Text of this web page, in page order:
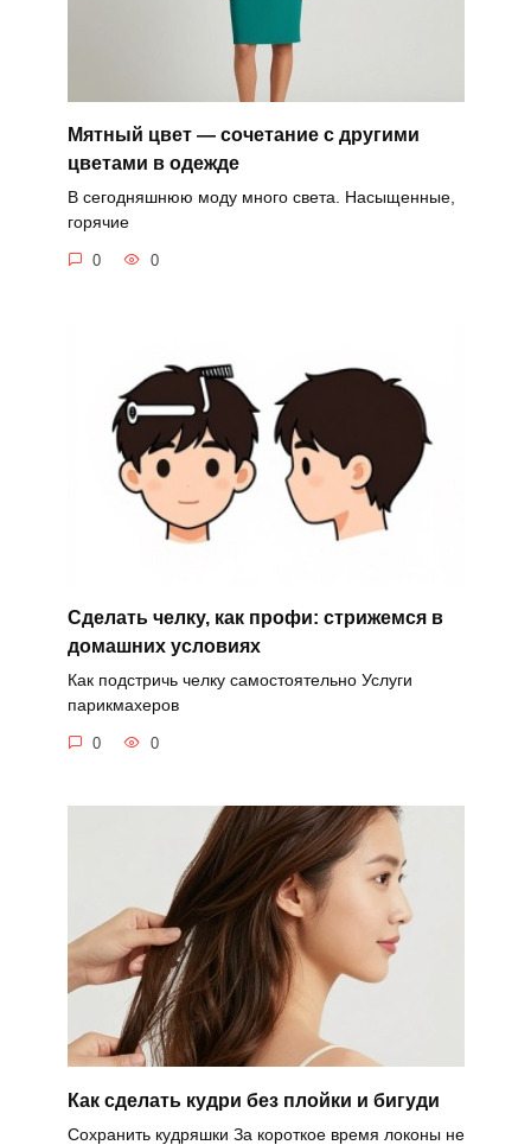
Мятный цвет — сочетание с другими
цветами в одежде
В сегодняшнюю моду много света. Насыщенные,
горячие
0 0
Сделать челку, как профи: стрижемся в
домашних условиях
Как подстричь челку самостоятельно Услуги
парикмахеров
0 0
Как сделать кудри без плойки и бигуди
Сохранить кудряшки За короткое время локоны не